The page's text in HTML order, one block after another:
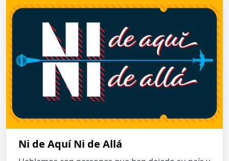
Ni de Aquí Ni de Allá